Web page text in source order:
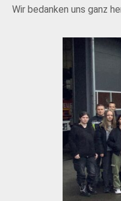
Wir bedanken uns ganz